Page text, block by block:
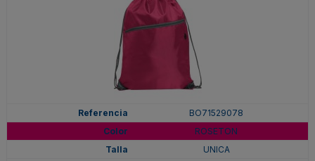
BO71529078
ROSETON
UNICA